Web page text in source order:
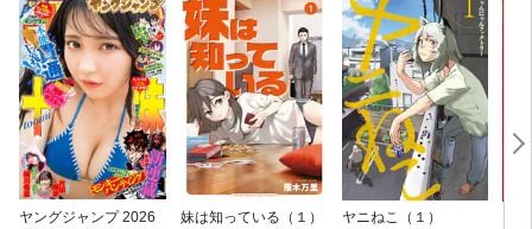
ヤングジャンプ 2026
妹は知っている（１） ヤニねこ（１）